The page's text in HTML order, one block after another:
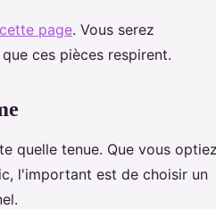
page. Vous serez
ces pièces respirent.
quelle tenue. Que vous optiez
l'important est de choisir un